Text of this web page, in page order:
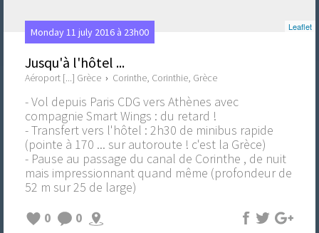
Leaflet
Monday 11 july 2016 à 23h00
Jusqu'à l'hôtel ...
Aéroport [...] Grèce › Corinthe, Corinthie, Grèce
- Vol depuis Paris CDG vers Athènes avec
compagnie Smart Wings : du retard !
- Transfert vers l'hôtel : 2h30 de minibus rapide
(pointe à 170 ... sur autoroute ! c'est la Grèce)
- Pause au passage du canal de Corinthe , de nuit
mais impressionnant quand même (profondeur de
52 m sur 25 de large)
0
0